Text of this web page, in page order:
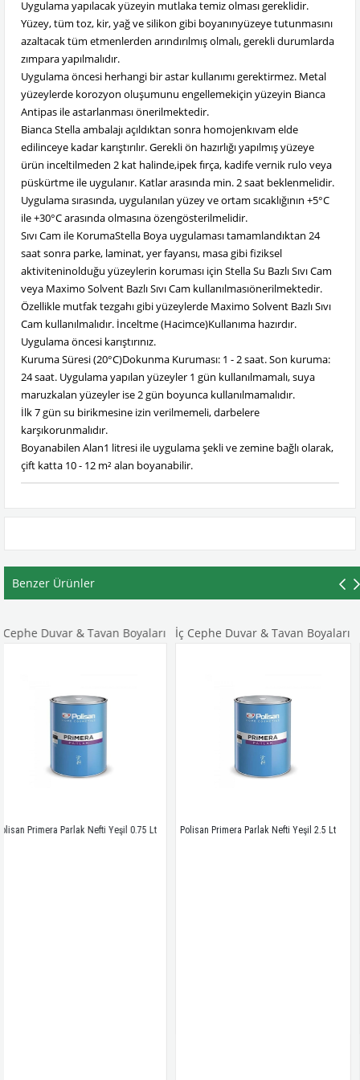
Uygulama yapılacak yüzeyin mutlaka temiz olması gereklidir.
Yüzey, tüm toz, kir, yağ ve silikon gibi boyanınyüzeye tutunmasını
azaltacak tüm etmenlerden arındırılmış olmalı, gerekli durumlarda
zımpara yapılmalıdır.
Uygulama öncesi herhangi bir astar kullanımı gerektirmez. Metal
yüzeylerde korozyon oluşumunu engellemekiçin yüzeyin Bianca
Antipas ile astarlanması önerilmektedir.
Bianca Stella ambalajı açıldıktan sonra homojenkıvam elde
edilinceye kadar karıştırılır. Gerekli ön hazırlığı yapılmış yüzeye
ürün inceltilmeden 2 kat halinde,ipek fırça, kadife vernik rulo veya
püskürtme ile uygulanır. Katlar arasında min. 2 saat beklenmelidir.
Uygulama sırasında, uygulanılan yüzey ve ortam sıcaklığının +5°C
ile +30°C arasında olmasına özengösterilmelidir.
Sıvı Cam ile KorumaStella Boya uygulaması tamamlandıktan 24
saat sonra parke, laminat, yer fayansı, masa gibi fiziksel
aktiviteninolduğu yüzeylerin koruması için Stella Su Bazlı Sıvı Cam
veya Maximo Solvent Bazlı Sıvı Cam kullanılmasıönerilmektedir.
Özellikle mutfak tezgahı gibi yüzeylerde Maximo Solvent Bazlı Sıvı
Cam kullanılmalıdır. İnceltme (Hacimce)Kullanıma hazırdır.
Uygulama öncesi karıştırınız.
Kuruma Süresi (20°C)Dokunma Kuruması: 1 - 2 saat. Son kuruma:
24 saat. Uygulama yapılan yüzeyler 1 gün kullanılmamalı, suya
maruzkalan yüzeyler ise 2 gün boyunca kullanılmamalıdır.
İlk 7 gün su birikmesine izin verilmemeli, darbelere
karşıkorunmalıdır.
Boyanabilen Alan1 litresi ile uygulama şekli ve zemine bağlı olarak,
çift katta 10 - 12 m² alan boyanabilir.
Benzer Ürünler
Tavan Boyaları
Nefti Yeşil 0.75 Lt
İç Cephe Duvar & Tavan Boyaları
Polisan Primera Parlak Nefti Yeşil 2.5 Lt
İç Cephe
Polisan Primera